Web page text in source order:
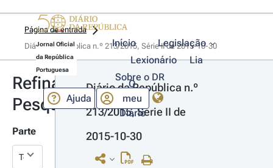
Jornal Oficial
da República
Portuguesa
Início
Legislação
Lexionário
Lia
Sobre o DR
Ajuda
O
meu
Diário
Página de entrada
Diário da República n.º 213/2015, Série II de 2015-10-30
Refinar
Pesquisa
Parte
Diário da República n.º
213/2015, Série II de
2015-10-30